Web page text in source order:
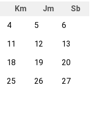
Km Jm
Sb
4 5
6
11 12
13
18 19
20
25 26
27